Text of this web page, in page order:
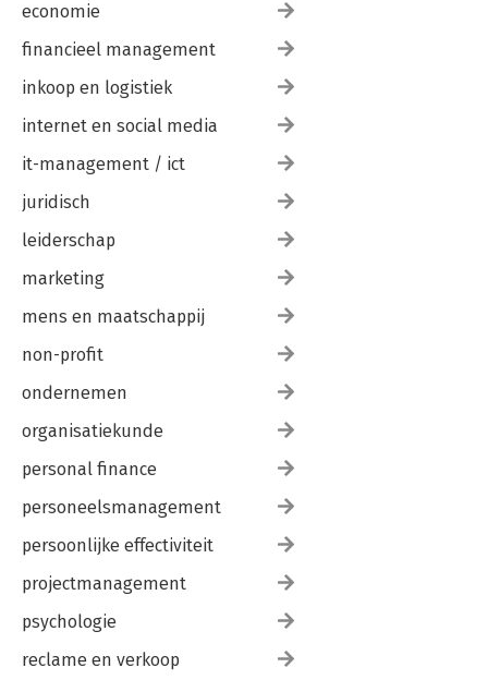
economie
financieel management
inkoop en logistiek
internet en social media
it-management / ict
juridisch
leiderschap
marketing
mens en maatschappij
non-profit
ondernemen
organisatiekunde
personal finance
personeelsmanagement
persoonlijke effectiviteit
projectmanagement
psychologie
reclame en verkoop